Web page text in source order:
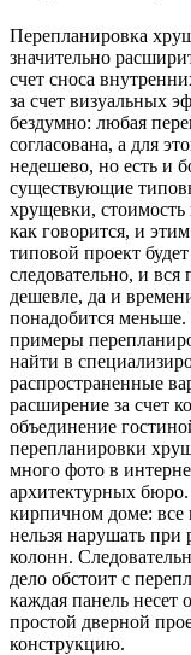
Перепланировка
значительно
счет сноса
за счет визуальных
бездумно: любая
согласована, а для
недешево, но есть и
существующие
хрущевки,
как говорится, и
типовой проект
следовательно, и
дешевле, да и
понадобится
примеры
найти в
распространенные
расширение за счет
объединение
перепланировки
много фото в
архитектурных бюро.
кирпичном доме: все
нельзя нарушать при
колонн.
дело обстоит с
каждая панель несет
простой дверной
конструкцию.